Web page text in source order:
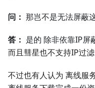
问： 那岂不是无法屏蔽
答： 是的 除非依靠IP屏
而且彗星也不支持IP过滤
不过也有人认为 离线服